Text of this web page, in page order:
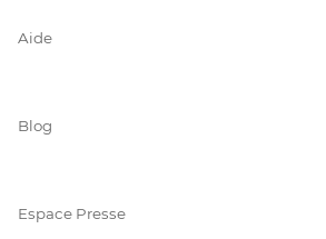
Aide
Blog
Espace Presse